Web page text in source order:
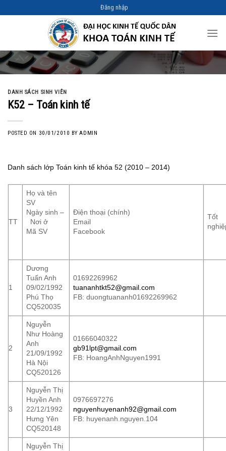
to
Đăng nhập
DANH SÁCH SINH VIÊN
K52 – Toán kinh tế
POSTED ON 30/01/2010 BYADMIN
Danh sách lớp Toán kinh tế khóa 52 (2010 – 2014)
TT
Họ và tên
SV
Ngày sinh –
Nơi ở
Mã SV
Điện thoại (chính)
Email
Facebook
Tốt
1
Dương
Tuấn Anh
09/02/1992
Phú Thọ
CQ520035
01692269962
tuananhtkt52@gmail.com
FB: duongtuananh01692269962
2
Nguyễn
Như Hoàng
Anh
21/09/1992
Hà Nội
CQ520126
01666040322
gb91lpt@gmail.com
FB: HoangAnhNguyen1991
3
Nguyễn Thị
Huyền Anh
22/12/1992
Hưng Yên
CQ520148
0976697276
nguyenhuyenanh92@gmail.com
FB: huyenanh.nguyen.104
Nguyễn Thị